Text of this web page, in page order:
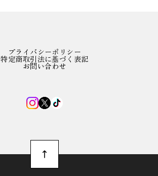
プライバシーポリシー
特定商取引法に基づく表記
お問い合わせ